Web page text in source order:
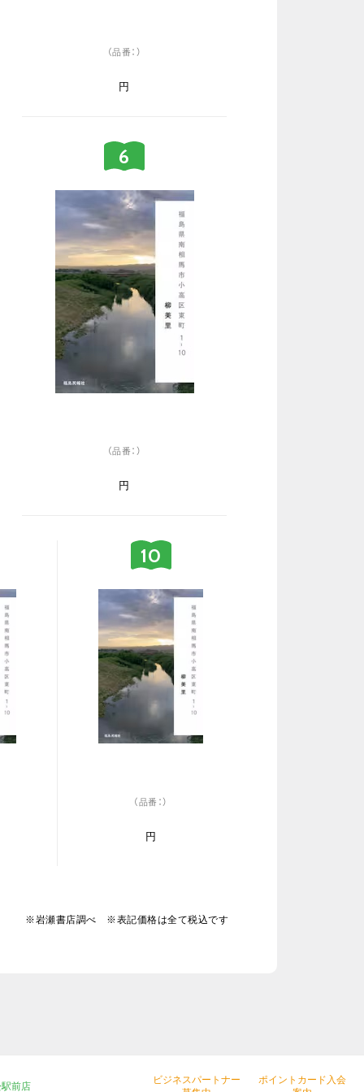
（品番：）
円
（品番：）
円
（品番：）
円
※岩瀬書店調べ ※表記価格は全て税込です
前店
ビジネスパートナー
ポイントカード入会